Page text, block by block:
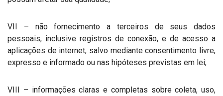
VII – não fornecimento a terceiros de seus dados
pessoais, inclusive registros de conexão, e de acesso a
aplicações de internet, salvo mediante consentimento livre,
expresso e informado ou nas hipóteses previstas em lei;
VIII – informações claras e completas sobre coleta, uso,